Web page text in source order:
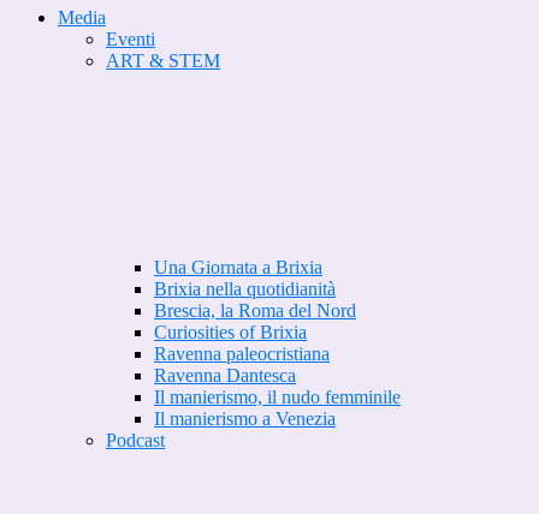
Media
Eventi
ART & STEM
Una Giornata a Brixia
Brixia nella quotidianità
Brescia, la Roma del Nord
Curiosities of Brixia
Ravenna paleocristiana
Ravenna Dantesca
Il manierismo, il nudo femminile
Il manierismo a Venezia
Podcast